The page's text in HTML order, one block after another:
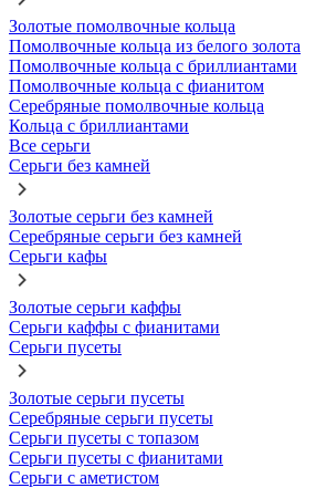
Золотые помолвочные кольца
Помолвочные кольца из белого золота
Помолвочные кольца с бриллиантами
Помолвочные кольца с фианитом
Серебряные помолвочные кольца
Кольца с бриллиантами
Все серьги
Серьги без камней
Золотые серьги без камней
Серебряные серьги без камней
Серьги кафы
Золотые серьги каффы
Серьги каффы с фианитами
Серьги пусеты
Золотые серьги пусеты
Серебряные серьги пусеты
Серьги пусеты с топазом
Серьги пусеты с фианитами
Серьги с аметистом